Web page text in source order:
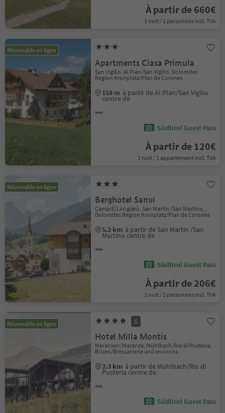
À partir de 660€
1 nuit / 2 personnes incl. TVA
Réservable en ligne
Apartments Ciasa Primula
San Vigilio, Al Plan/San Vigilio, Dolomites
Region Kronplatz/Plan de Corones
158 m à partir de Al Plan/San Vigilio
centre de
Südtirol Guest Pass
À partir de 120€
1 nuit / 1 appartement incl. TVA
Réservable en ligne
Berghotel Sanví
Campill/Longiarù, San Martin /San Martino,
Dolomites Region Kronplatz/Plan de Corones
5.2 km à partir de San Martin /San
Martino centre de
Südtirol Guest Pass
À partir de 206€
1 nuit / 2 personnes incl. TVA
Réservable en ligne S
Hotel Milla Montis
Meransen/Maranza, Mühlbach/Rio di Pusteria,
Brixen/Bressanone and environs
2.3 km à partir de Mühlbach/Rio di
Pusteria centre de
Südtirol Guest Pass